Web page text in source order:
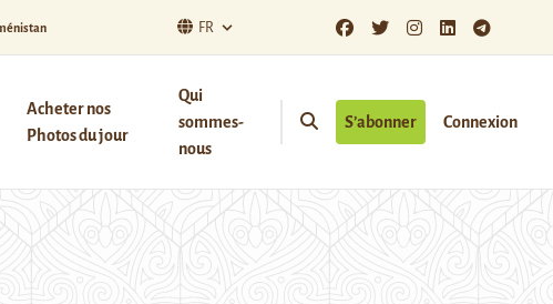
FR
Acheter nos
Photos du jour
Qui
sommes-
nous
S’abonner Connexion